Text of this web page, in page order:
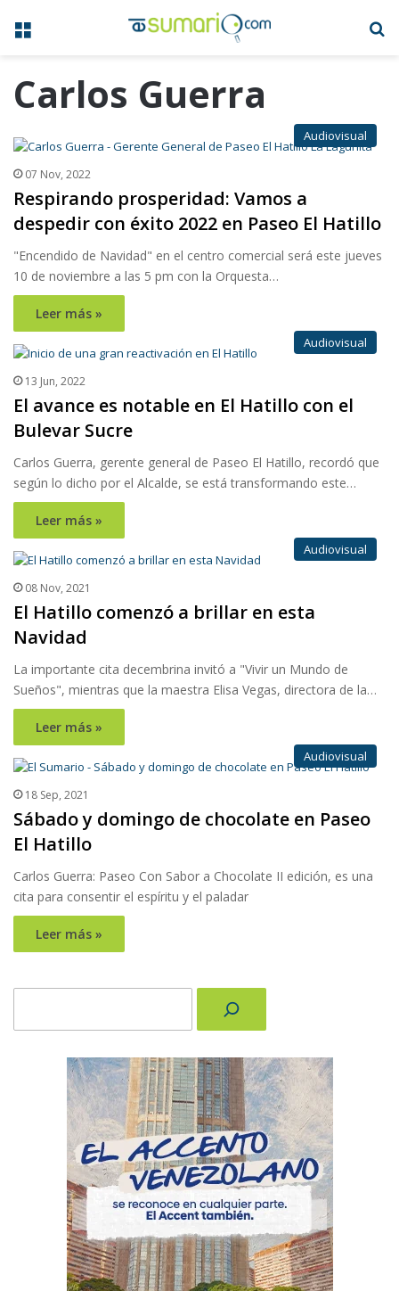
Menú
Carlos Guerra
Audiovisual
07 Nov, 2022
Respirando prosperidad: Vamos a
despedir con éxito 2022 en Paseo El Hatillo
"Encendido de Navidad" en el centro comercial será este jueves
10 de noviembre a las 5 pm con la Orquesta…
Leer más »
Audiovisual
13 Jun, 2022
El avance es notable en El Hatillo con el
Bulevar Sucre
Carlos Guerra, gerente general de Paseo El Hatillo, recordó que
según lo dicho por el Alcalde, se está transformando este…
Leer más »
Audiovisual
08 Nov, 2021
El Hatillo comenzó a brillar en esta
Navidad
La importante cita decembrina invitó a "Vivir un Mundo de
Sueños", mientras que la maestra Elisa Vegas, directora de la…
Leer más »
Audiovisual
18 Sep, 2021
Sábado y domingo de chocolate en Paseo
El Hatillo
Carlos Guerra: Paseo Con Sabor a Chocolate II edición, es una
cita para consentir el espíritu y el paladar
Leer más »